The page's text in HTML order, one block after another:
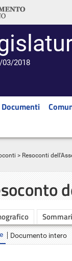
03/2018
Documenti
> Resoconti
Documento intero